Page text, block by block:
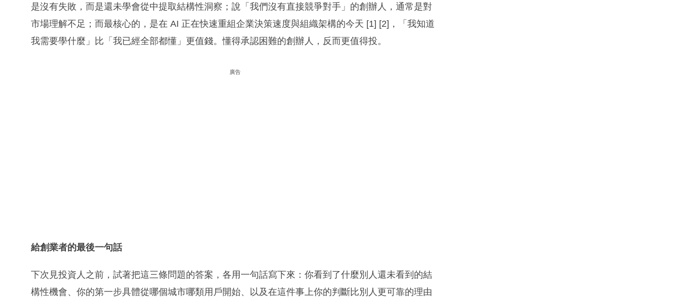
是沒有失敗，而是還未學會從中提取結構性洞察；說「我們沒有直接競爭對手」的創辦人，通常是對
市場理解不足；而最核心的，是在 AI 正在快速重組企業決策速度與組織架構的今天 [1] [2]，「我知道
我需要學什麼」比「我已經全部都懂」更值錢。懂得承認困難的創辦人，反而更值得投。
廣告
給創業者的最後一句話
下次見投資人之前，試著把這三條問題的答案，各用一句話寫下來：你看到了什麼別人還未看到的結
構性機會、你的第一步具體從哪個城市哪類用戶開始、以及在這件事上你的判斷比別人更可靠的理由